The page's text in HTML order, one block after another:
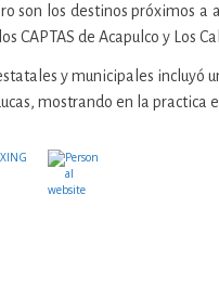
son los destinos próximos a
CAPTAS de Acapulco y Los
y municipales incluyó
mostrando en la practica